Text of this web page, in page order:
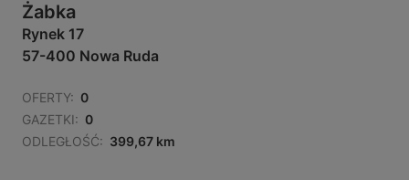
Żabka
Rynek 17
57-400 Nowa Ruda
OFERTY: 0
GAZETKI: 0
ODLEGŁOŚĆ: 399,67 km